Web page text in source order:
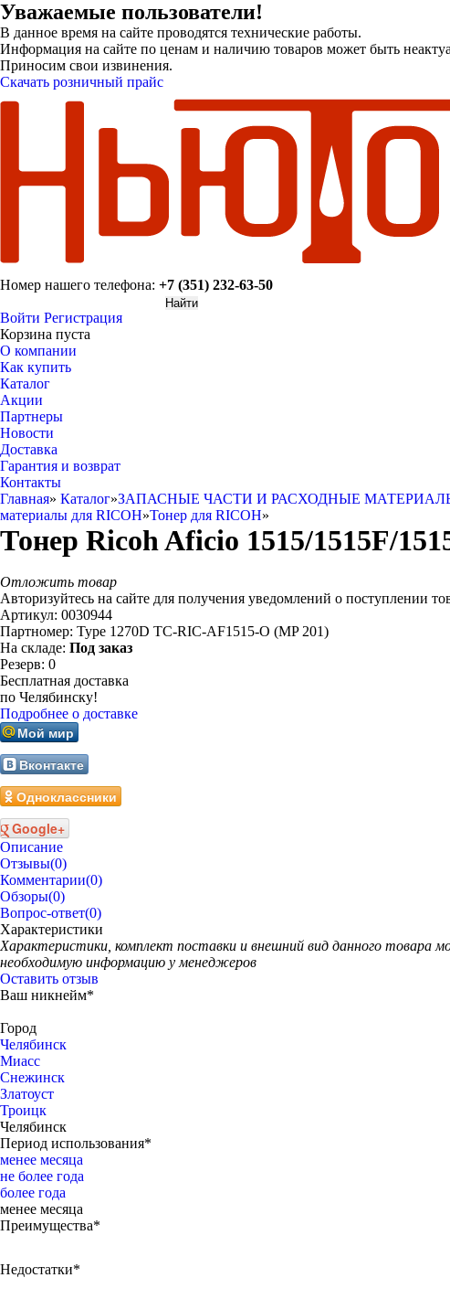
Уважаемые пользователи!
В данное время на сайте проводятся технические работы.
Информация на сайте по ценам и наличию товаров может быть
Приносим свои извинения.
Скачать розничный прайс
Номер нашего телефона: +7 (351) 232-63-50
Войти Регистрация
Корзина пуста
О компании
Как купить
Каталог
Акции
Партнеры
Новости
Доставка
Гарантия и возврат
Контакты
Главная» Каталог»ЗАПАСНЫЕ ЧАСТИ И РАСХОДНЫЕ
материалы для RICOH»Тонер для RICOH»
Тонер Ricoh Aficio 1515/1515F/
Отложить товар
Авторизуйтесь на сайте для получения уведомлений о поступлении
Артикул: 0030944
Партномер: Type 1270D TC-RIC-AF1515-O (MP 201)
На складе: Под заказ
Резерв: 0
Бесплатная доставка
по Челябинску!
Подробнее о доставке
Мой мир
Вконтакте
Одноклассники
Google+
Описание
Отзывы(0)
Комментарии(0)
Обзоры(0)
Вопрос-ответ(0)
Характеристики
Xарактеристики, комплект поставки и внешний вид данного
необходимую информацию у менеджеров
Оставить отзыв
Ваш никнейм*
Город
Челябинск
Миасс
Снежинск
Златоуст
Троицк
Челябинск
Период использования*
менее месяца
не более года
более года
менее месяца
Преимущества*
Недостатки*